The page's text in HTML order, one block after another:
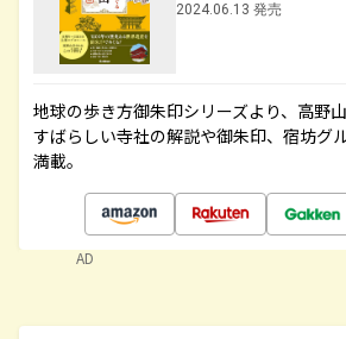
2024.06.13 発売
地球の歩き方御朱印シリーズより、高野
すばらしい寺社の解説や御朱印、宿坊グ
満載。
AD